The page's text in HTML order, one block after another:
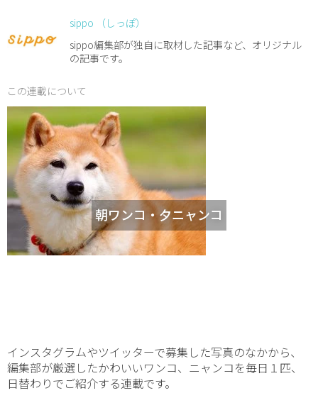
sippo （しっぽ）
sippo編集部が独自に取材した記事など、オリジナル
の記事です。
この連載について
朝ワンコ・夕ニャンコ
インスタグラムやツイッターで募集した写真のなかから、
編集部が厳選したかわいいワンコ、ニャンコを毎日１匹、
日替わりでご紹介する連載です。